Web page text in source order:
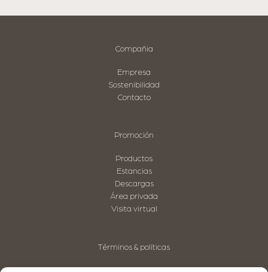
Compañia
Empresa
Sostenibilidad
Contacto
Promoción
Productos
Estancias
Descargas
Área privada
Visita virtual
Términos & políticas